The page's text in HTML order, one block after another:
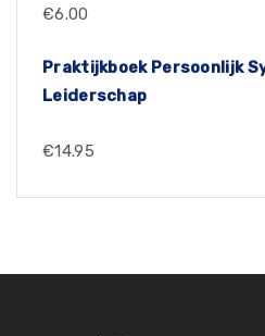
€6.00
Praktijkboek Persoonlijk
Leiderschap
€14.95